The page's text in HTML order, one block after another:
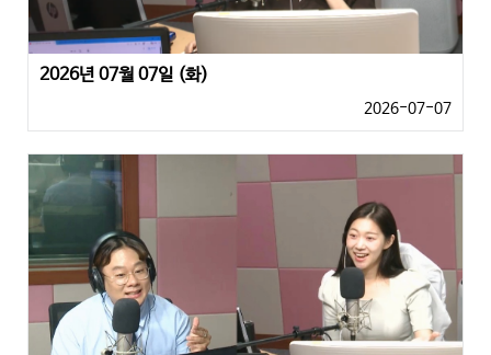
2026년 07월 07일 (화)
2026-07-07